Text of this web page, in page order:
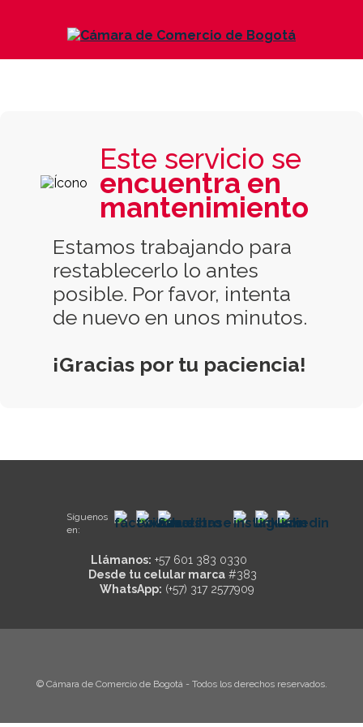
Este servicio se
encuentra en
mantenimiento
Estamos trabajando para
restablecerlo lo antes
posible. Por favor, intenta
de nuevo en unos minutos.
¡Gracias por tu paciencia!
Llámanos: +57 601 383 0330
Desde tu celular marca#383
WhatsApp: (+57) 317 2577909
Síguenos
en:
© Cámara de Comercio de Bogotá - Todos los derechos reservados.